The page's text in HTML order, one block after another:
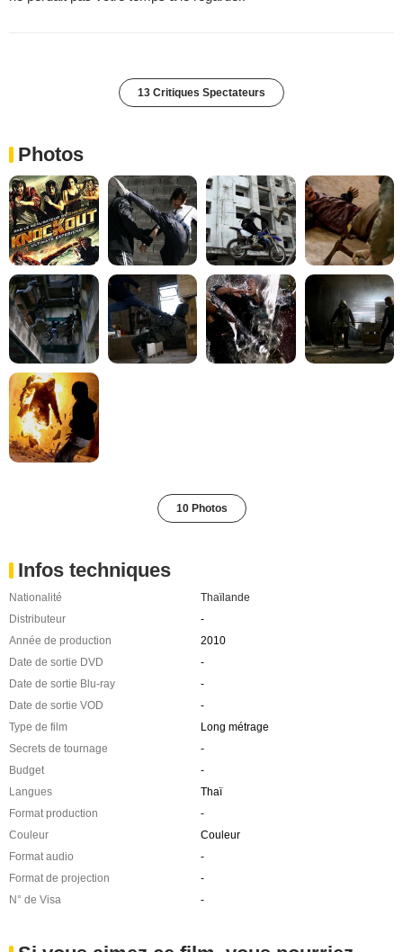
13 Critiques Spectateurs
Photos
10 Photos
Infos techniques
Nationalité
Thaïlande
Distributeur
-
Année de production
2010
Date de sortie DVD
-
Date de sortie Blu-ray
-
Date de sortie VOD
-
Type de film
Long métrage
Secrets de tournage
-
Budget
-
Langues
Thaï
Format production
-
Couleur
Couleur
Format audio
-
Format de projection
-
N° de Visa
-